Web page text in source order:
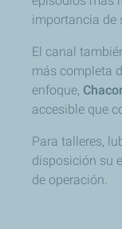
importancia de
El canal
más completa
enfoque,
accesible que
Para talleres,
disposición su
de operación.